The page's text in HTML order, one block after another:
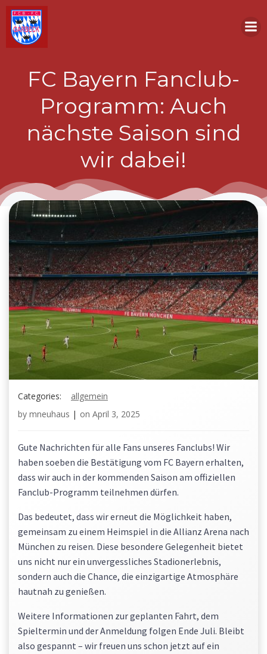
FC Bayern Fanclub-
Programm: Auch
nächste Saison sind
wir dabei!
Categories:
allgemein
by mneuhaus | on April 3, 2025
Gute Nachrichten für alle Fans unseres Fanclubs! Wir
haben soeben die Bestätigung vom FC Bayern erhalten,
dass wir auch in der kommenden Saison am offiziellen
Fanclub-Programm teilnehmen dürfen.
Das bedeutet, dass wir erneut die Möglichkeit haben,
gemeinsam zu einem Heimspiel in die Allianz Arena nach
München zu reisen. Diese besondere Gelegenheit bietet
uns nicht nur ein unvergessliches Stadionerlebnis,
sondern auch die Chance, die einzigartige Atmosphäre
hautnah zu genießen.
Weitere Informationen zur geplanten Fahrt, dem
Spieltermin und der Anmeldung folgen Ende Juli. Bleibt
also gespannt – wir freuen uns schon jetzt auf ein